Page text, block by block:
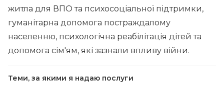
житла для ВПО та психосоціальної підтримки,
гуманітарна допомога постраждалому
населенню, психологічна реабілітація дітей та
допомога сім'ям, які зазнали впливу війни.
Теми, за якими я надаю послуги